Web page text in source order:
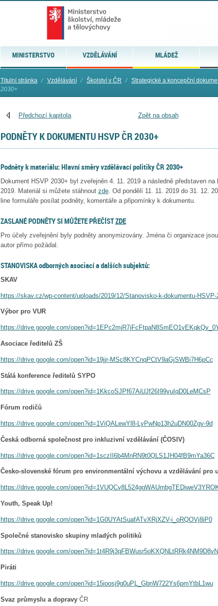
MINISTERSTVO VZDĚLÁVÁNÍ MLÁDEŽ
Titulní stránka ⁄ Vzdělávání ⁄ Školství v ČR ⁄
Strategické a koncepční
2030+
Předchozí kapitola Zpět na obsah
PODNĚTY K DOKUMENTU HSVP ČR 2030+
Podněty k materiálu: Hlavní směry vzdělávací politiky ČR 2030+
Dokument HSVP 2030+ byl zveřejněn 4. 11. 2019 a následně představen
2019. Materiál si můžete stáhnout zde. Od pondělí 11. 11. 2019 do 31. 12.
line formuláře posílat podněty, komentáře a připomínky k dokumentu.
ZASLANÉ PODNĚTY SI MŮŽETE PŘEČÍSTZDE
Pro účely zveřejnění byly podněty anonymizovány. Jména či organizace
autor přímo požádal.
STANOVISKA odborných asociací a dalších subjektů:
SKAV
https://skav.cz/wp-content/uploads/2019/12/Stanovisko-k-dokumentu-HSVP-
Výbor pro VUR
https://drive.google.com/
Asociace ředitelů ZŠ
https://drive.google.com/open?id=19jjr-MSc8KYCnqPCtV9aGjSWBi7H6pCc
Stálá konference ředitelů SYPO
https://drive.google.com/open?id=1KkcoSJPf67AiUJf26I99vuIqD0LeMCsP
Fórum rodičů
https://drive.google.com/open?id=1ViQALewYl8-LyPwNp13h2uDN00Zgy-9d
Česká odborná společnost pro inkluzivní vzdělávání (ČOSIV)
https://drive.google.com/open?id=1sczII6b4MnRN9t0QLS1JH04fB9mYa36C
Česko-slovenské fórum pro environmentální výchovu a vzdělávání pro
https://drive.google.com/
Youth, Speak Up!
https://drive.google.com/open?id=1G0UYAtSuafATvXRjXZV-i_oRQOVj8iP0
Společné stanovisko skupiny mladých politiků
https://drive.google.com/open?id=1t4R9j3qFBWusr5oKXQNLtRRk4NM9D8vN
Piráti
https://drive.google.com/open?id=15ioosj9g0uPL_GbnW722Ys6pmYtbL1wu
Svaz průmyslu a dopravyČR